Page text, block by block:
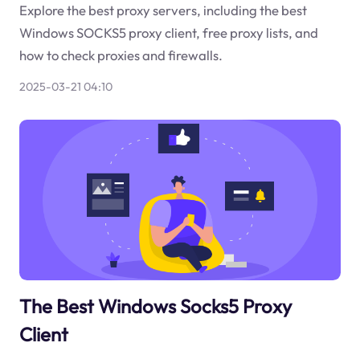
Explore the best proxy servers, including the best
Windows SOCKS5 proxy client, free proxy lists, and
how to check proxies and firewalls.
2025-03-21 04:10
The Best Windows Socks5 Proxy
Client